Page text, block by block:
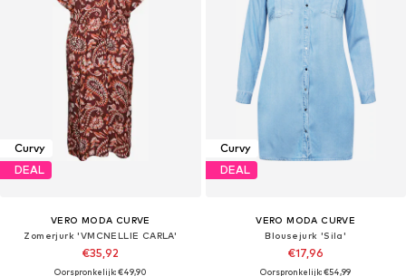
Curvy
DEAL
VERO MODA CURVE
Zomerjurk 'VMCNELLIE CARLA'
€35,92
Oorspronkelijk: €49,90
Curvy
DEAL
VERO MODA CURVE
Blousejurk 'Sila'
€17,96
Oorspronkelijk: €54,99